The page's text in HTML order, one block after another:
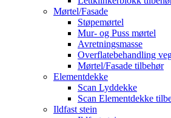
Mørtel/Fasade
Støpemørtel
Mur- og Puss mørtel
Avretningsmasse
Overflatebehandling
Mørtel/Fasade tilbehør
Elementdekke
Scan Lyddekke
Scan Elementdekke
Ildfast stein